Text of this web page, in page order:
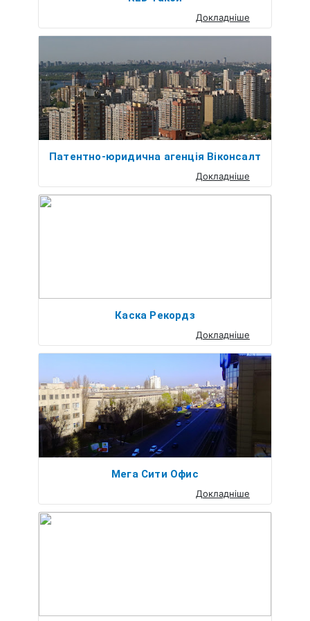
Докладніше
Патентно-юридична агенція Віконсалт
Докладніше
Каска Рекордз
Докладніше
Мега Сити Офис
Докладніше